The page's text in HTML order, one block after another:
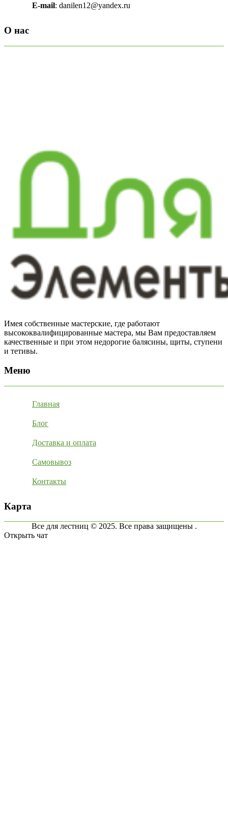
E-mail: danilen12@yandex.ru
О нас
Имея собственные мастерские, где работают
высококвалифицированные мастера, мы Вам предоставляем
качественные и при этом недорогие балясины, щиты, ступени
и тетивы.
Меню
Главная
Блог
Доставка и оплата
Самовывоз
Контакты
Карта
Все для лестниц © 2025. Все права защищены .
Открыть чат